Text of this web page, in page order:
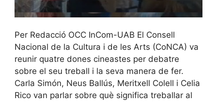
Per Redacció OCC InCom-UAB El Consell
Nacional de la Cultura i de les Arts (CoNCA) va
reunir quatre dones cineastes per debatre
sobre el seu treball i la seva manera de fer.
Carla Simón, Neus Ballús, Meritxell Colell i Celia
Rico van parlar sobre què significa treballar al